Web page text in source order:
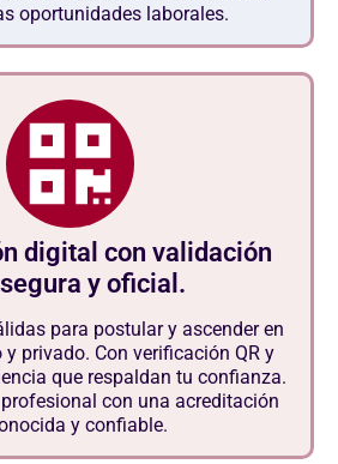
oportunidades laborales.
digital con validación
segura y oficial.
para postular y ascender en
privado. Con verificación QR y
que respaldan tu confianza.
con una acreditación
y confiable.